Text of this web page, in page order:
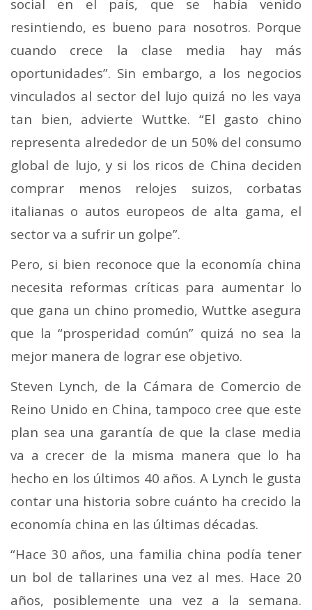
social en el país, que se había venido
resintiendo, es bueno para nosotros. Porque
cuando crece la clase media hay más
oportunidades”. Sin embargo, a los negocios
vinculados al sector del lujo quizá no les vaya
tan bien, advierte Wuttke. “El gasto chino
representa alrededor de un 50% del consumo
global de lujo, y si los ricos de China deciden
comprar menos relojes suizos, corbatas
italianas o autos europeos de alta gama, el
sector va a sufrir un golpe”.
Pero, si bien reconoce que la economía china
necesita reformas críticas para aumentar lo
que gana un chino promedio, Wuttke asegura
que la “prosperidad común” quizá no sea la
mejor manera de lograr ese objetivo.
Steven Lynch, de la Cámara de Comercio de
Reino Unido en China, tampoco cree que este
plan sea una garantía de que la clase media
va a crecer de la misma manera que lo ha
hecho en los últimos 40 años. A Lynch le gusta
contar una historia sobre cuánto ha crecido la
economía china en las últimas décadas.
“Hace 30 años, una familia china podía tener
un bol de tallarines una vez al mes. Hace 20
años, posiblemente una vez a la semana.